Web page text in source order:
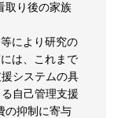
取り後の家族
により研究の
は、これまで
システムの具
自己管理支援
の抑制に寄与